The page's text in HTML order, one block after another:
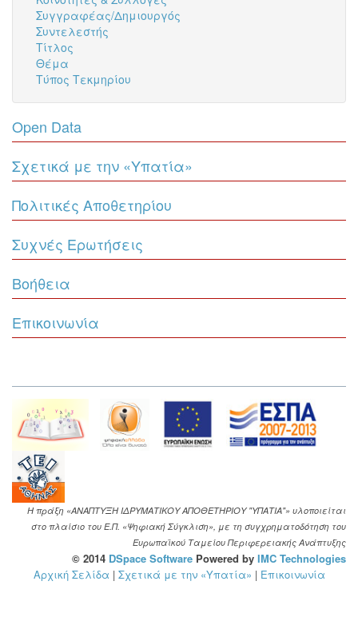
Συγγραφέας/Δημιουργός
Συντελεστής
Τίτλος
Θέμα
Τύπος Τεκμηρίου
Open Data
Σχετικά με την «Υπατία»
Πολιτικές Αποθετηρίου
Συχνές Ερωτήσεις
Βοήθεια
Επικοινωνία
Η πράξη «ΑΝΑΠΤΥΞΗ ΙΔΡΥΜΑΤΙΚΟΥ ΑΠΟΘΕΤΗΡΙΟΥ "ΥΠΑΤΙΑ"» υλοποιείται
στο πλαίσιο του Ε.Π. «Ψηφιακή Σύγκλιση», με τη συγχρηματοδότηση του
Ευρωπαϊκού Ταμείου Περιφερειακής Ανάπτυξης
© 2014 DSpace Software Powered by IMC Technologies
Αρχική Σελίδα | Σχετικά με την «Υπατία» | Επικοινωνία